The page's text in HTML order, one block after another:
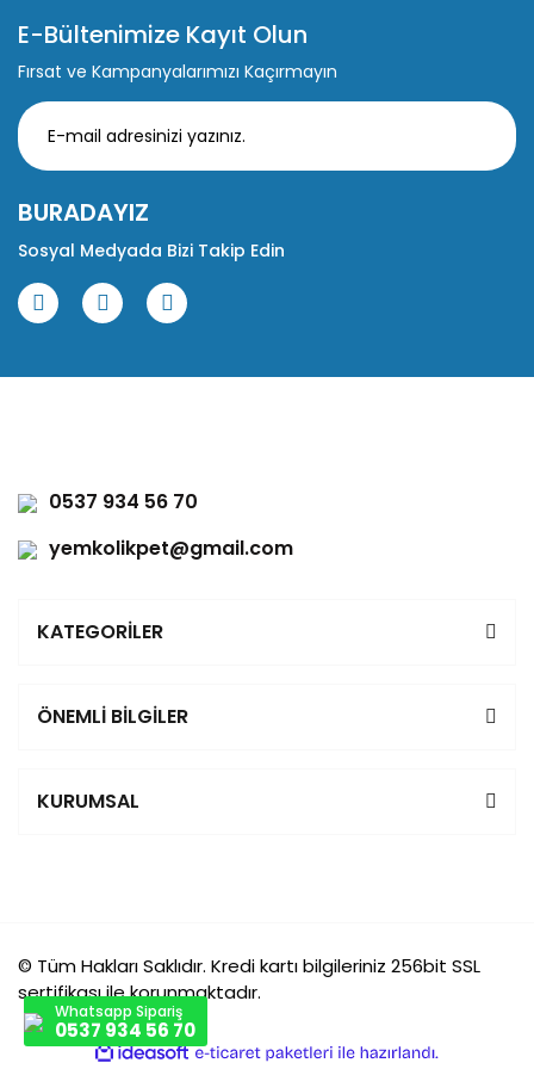
E-Bültenimize Kayıt Olun
Fırsat ve Kampanyalarımızı Kaçırmayın
BURADAYIZ
Sosyal Medyada Bizi Takip Edin
0537 934 56 70
yemkolikpet@gmail.com
KATEGORİLER
ÖNEMLİ BİLGİLER
KURUMSAL
© Tüm Hakları Saklıdır. Kredi kartı bilgileriniz 256bit SSL
sertifikası ile korunmaktadır.
Whatsapp Sipariş
0537 934 56 70
ideasoft
e-